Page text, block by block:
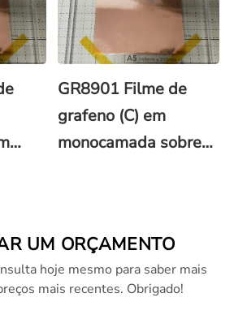
revestimento de
PMMA
GR8901 Filme de
grafeno (C) em
monocamada sobre
PMMA
UM ORÇAMENTO
hoje mesmo para saber mais
mais recentes. Obrigado!